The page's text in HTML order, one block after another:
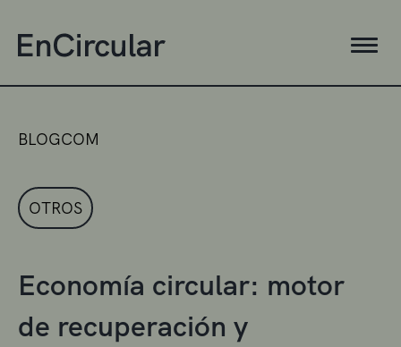
BLOGCOM
OTROS
Economía circular: motor
de recuperación y